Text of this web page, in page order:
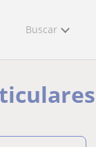
Buscar